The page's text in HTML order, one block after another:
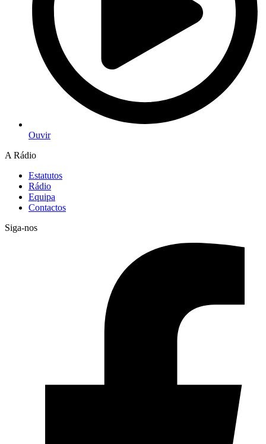
Ouvir
A Rádio
Estatutos
Rádio
Equipa
Contactos
Siga-nos